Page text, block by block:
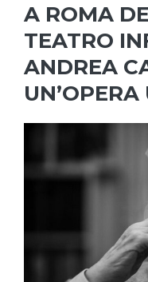
A ROMA
TEATRO
ANDREA